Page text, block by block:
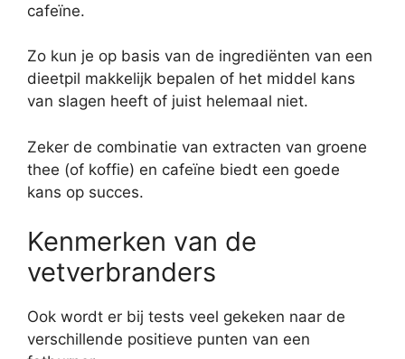
cafeïne.
Zo kun je op basis van de ingrediënten van een
dieetpil makkelijk bepalen of het middel kans
van slagen heeft of juist helemaal niet.
Zeker de combinatie van extracten van groene
thee (of koffie) en cafeïne biedt een goede
kans op succes.
Kenmerken van de
vetverbranders
Ook wordt er bij tests veel gekeken naar de
verschillende positieve punten van een